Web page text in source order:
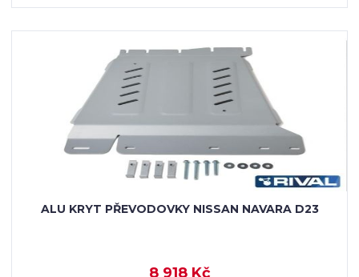
ALU KRYT PŘEVODOVKY NISSAN NAVARA D23
8 918 Kč